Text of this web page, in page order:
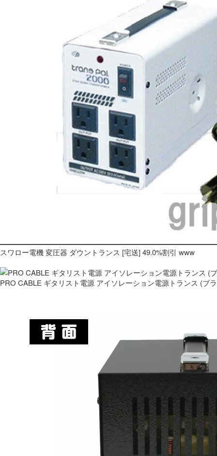
スワロー電機 変圧器 ダウントランス [宅送] 49.0%割引 www
PRO CABLE ギタリスト電源 アイソレーション電源トランス (ブ